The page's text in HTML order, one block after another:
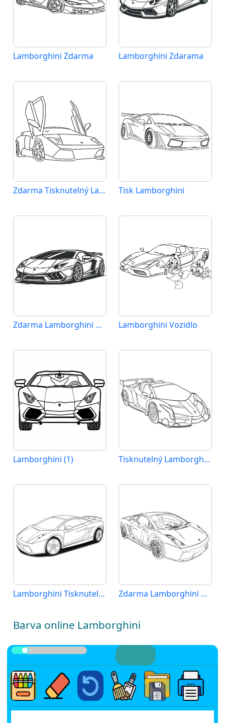
Lamborghini Zdarma Lamborghini Zdarama
Zdarma Tisknutelný Lamborghini Tisk Lamborghini
Zdarma Lamborghini Vymalovatelné Lamborghini Vozidlo
Lamborghini (1) Tisknutelný Lamborghini Obrázek
Lamborghini Tisknutelný pro Děti Zdarma Lamborghini Obrázek
Barva online Lamborghini